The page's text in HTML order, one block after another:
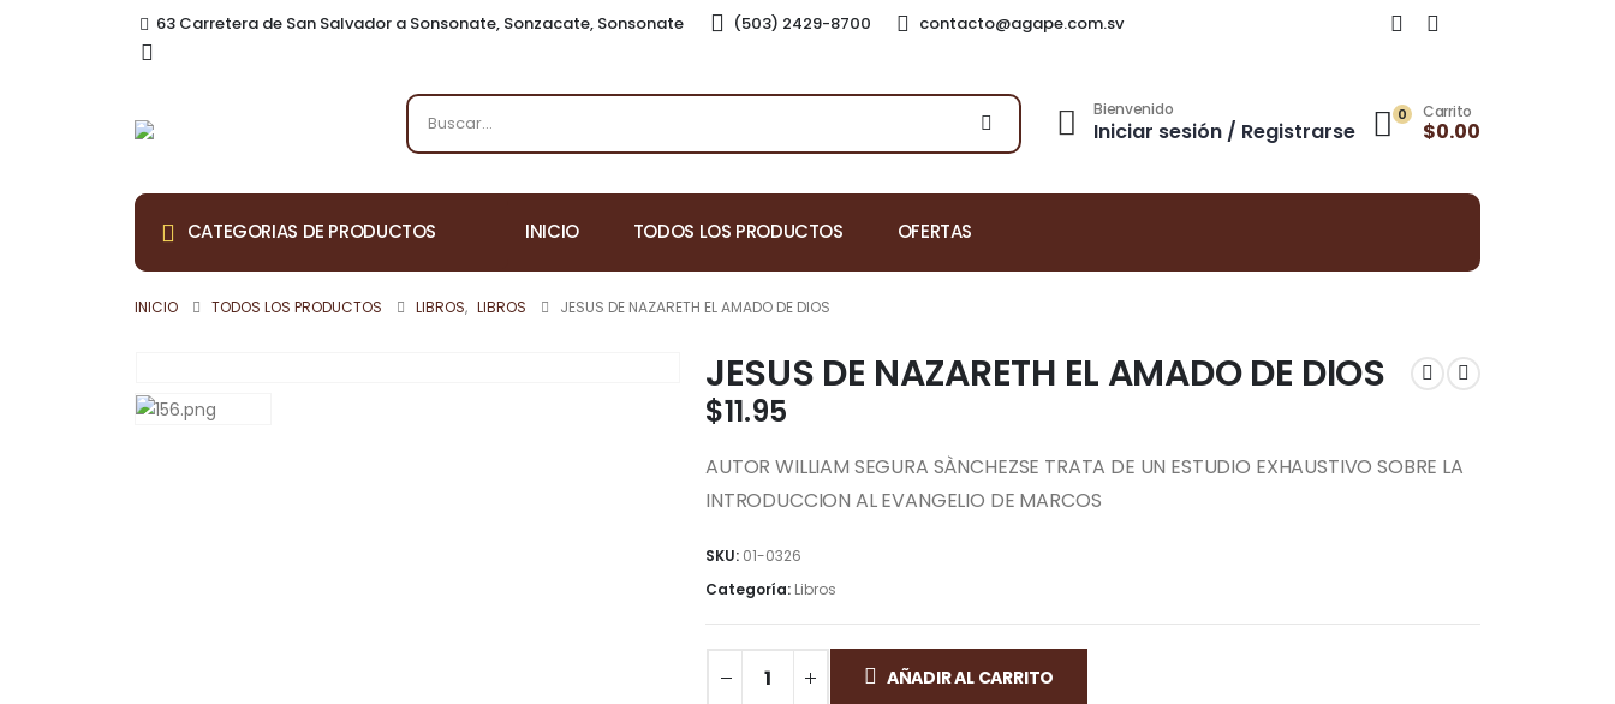
63 Carretera de San Salvador a Sonsonate, Sonzacate, Sonsonate (503) 2429-8700 contacto@agape.com.sv
Bienvenido
Iniciar sesión / Registrarse
0 Carrito
$0.00
CATEGORIAS DE PRODUCTOS INICIO TODOS LOS PRODUCTOS OFERTAS
INICIO TODOS LOS PRODUCTOS LIBROS, LIBROS JESUS DE NAZARETH EL AMADO DE DIOS
JESUS DE NAZARETH EL AMADO DE DIOS
$11.95
AUTOR WILLIAM SEGURA SÀNCHEZSE TRATA DE UN ESTUDIO EXHAUSTIVO SOBRE LA
INTRODUCCION AL EVANGELIO DE MARCOS
SKU: 01-0326
Categoría: Libros
AÑADIR AL CARRITO